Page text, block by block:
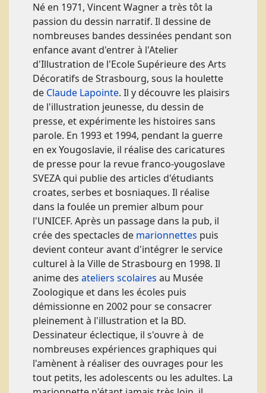
Né en 1971, Vincent Wagner a très tôt la
passion du dessin narratif. Il dessine de
nombreuses bandes dessinées pendant son
enfance avant d'entrer à l'Atelier
d'Illustration de l'Ecole Supérieure des Arts
Décoratifs de Strasbourg, sous la houlette
de Claude Lapointe. Il y découvre les plaisirs
de l'illustration jeunesse, du dessin de
presse, et expérimente les histoires sans
parole. En 1993 et 1994, pendant la guerre
en ex Yougoslavie, il réalise des caricatures
de presse pour la revue franco-yougoslave
SVEZA qui publie des articles d'étudiants
croates, serbes et bosniaques. Il réalise
dans la foulée un premier album pour
l'UNICEF. Après un passage dans la pub, il
crée des spectacles de marionnettes puis
devient conteur avant d'intégrer le service
culturel à la Ville de Strasbourg en 1998. Il
anime des ateliers scolaires au Musée
Zoologique et dans les écoles puis
démissionne en 2002 pour se consacrer
pleinement à l'illustration et la BD.
Dessinateur éclectique, il s'ouvre à de
nombreuses expériences graphiques qui
l'amènent à réaliser des ouvrages pour les
tout petits, les adolescents ou les adultes. La